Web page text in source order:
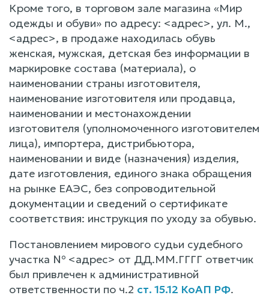
Кроме того, в торговом зале магазина «Мир
одежды и обуви» по адресу: <адрес>, ул. М.,
<адрес>, в продаже находилась обувь
женская, мужская, детская без информации в
маркировке состава (материала), о
наименовании страны изготовителя,
наименование изготовителя или продавца,
наименовании и местонахождении
изготовителя (уполномоченного изготовителем
лица), импортера, дистрибьютора,
наименовании и виде (назначения) изделия,
дате изготовления, единого знака обращения
на рынке ЕАЭС, без сопроводительной
документации и сведений о сертификате
соответствия: инструкция по уходу за обувью.
Постановлением мирового судьи судебного
участка № <адрес> от ДД.ММ.ГГГГ ответчик
был привлечен к административной
ответственности по ч.2 ст. 15.12 КоАП РФ.